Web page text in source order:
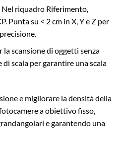
Nel riquadro Riferimento,
Punta su < 2 cm in X, Y e Z per
la scansione di oggetti senza
di scala per garantire una scala
e migliorare la densità della
a obiettivo fisso,
e garantendo una